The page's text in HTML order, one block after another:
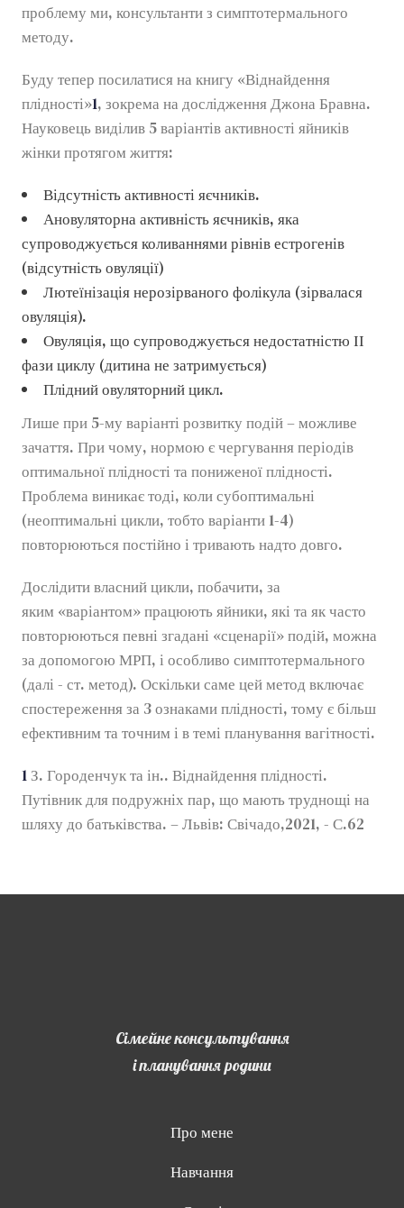
проблему ми, консультанти з симптотермального
методу.
Буду тепер посилатися на книгу «Віднайдення
плідності»1, зокрема на дослідження Джона Бравна.
Науковець виділив 5 варіантів активності яйників
жінки протягом життя:
Відсутність активності яєчників.
Ановуляторна активність яєчників, яка
супроводжується коливаннями рівнів естрогенів
(відсутність овуляції)
Лютеїнізація нерозірваного фолікула (зірвалася
овуляція).
Овуляція, що супроводжується недостатністю ІІ
фази циклу (дитина не затримується)
Плідний овуляторний цикл.
Лише при 5-му варіанті розвитку подій – можливе
зачаття. При чому, нормою є чергування періодів
оптимальної плідності та пониженої плідності.
Проблема виникає тоді, коли субоптимальні
(неоптимальні цикли, тобто варіанти 1-4)
повторюються постійно і тривають надто довго.
Дослідити власний цикли, побачити, за
яким «варіантом» працюють яйники, які та як часто
повторюються певні згадані «сценарії» подій, можна
за допомогою МРП, і особливо симптотермального
(далі - ст. метод). Оскільки саме цей метод включає
спостереження за 3 ознаками плідності, тому є більш
ефективним та точним і в темі планування вагітності.
1 З. Городенчук та ін.. Віднайдення плідності.
Путівник для подружніх пар, що мають труднощі на
шляху до батьківства. – Львів: Свічадо,2021, - С.62
Сімейне консультування
і планування родини
Про мене
Навчання